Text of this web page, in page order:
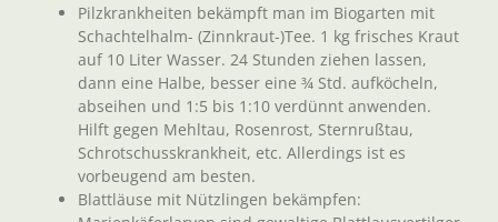
Pilzkrankheiten bekämpft man im Biogarten mit
Schachtelhalm- (Zinnkraut-)Tee. 1 kg frisches Kraut
auf 10 Liter Wasser. 24 Stunden ziehen lassen,
dann eine Halbe, besser eine ¾ Std. aufköcheln,
abseihen und 1:5 bis 1:10 verdünnt anwenden.
Hilft gegen Mehltau, Rosenrost, Sternrußtau,
Schrotschusskrankheit, etc. Allerdings ist es
vorbeugend am besten.
Blattläuse mit Nützlingen bekämpfen: